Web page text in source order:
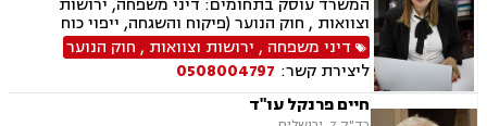
וצוואות , חוק הנוער (פיקוח והשגחה, ייפוי כוח
מתמשך ונוטריון.
דיני משפחה , ירושות וצוואות , חוק הנוער
ליצירת קשר: 0508004797
חיים פרנקל עו"ד